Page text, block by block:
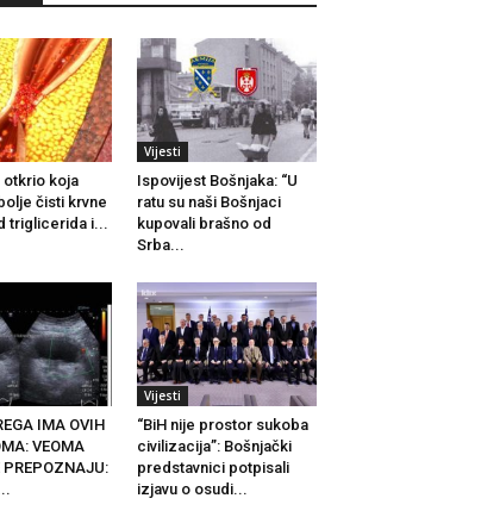
otkrio koja
čisti krvne
triglicerida i...
Vijesti
Ispovijest Bošnjaka: “U
ratu su naši Bošnjaci
kupovali brašno od
Srba...
IMA OVIH
VEOMA
PREPOZNAJU:
Vijesti
“BiH nije prostor sukoba
civilizacija”: Bošnjački
predstavnici potpisali
izjavu o osudi...